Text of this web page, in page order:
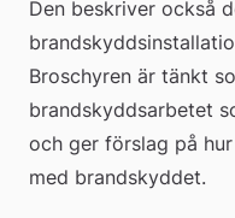
Den beskriver också
Broschyren är tänkt
brandskyddsarbetet
och ger förslag på
med brandskyddet.